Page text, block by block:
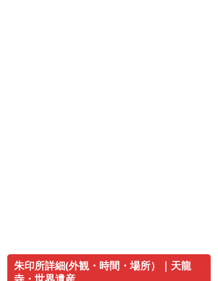
朱印所詳細(外観・時間・場所）｜天龍